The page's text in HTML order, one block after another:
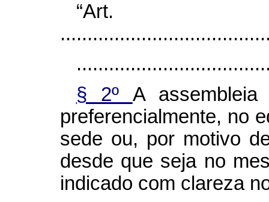
§ 2º A
preferencialmente, no
sede ou, por motivo
desde que seja no
indicado com clareza